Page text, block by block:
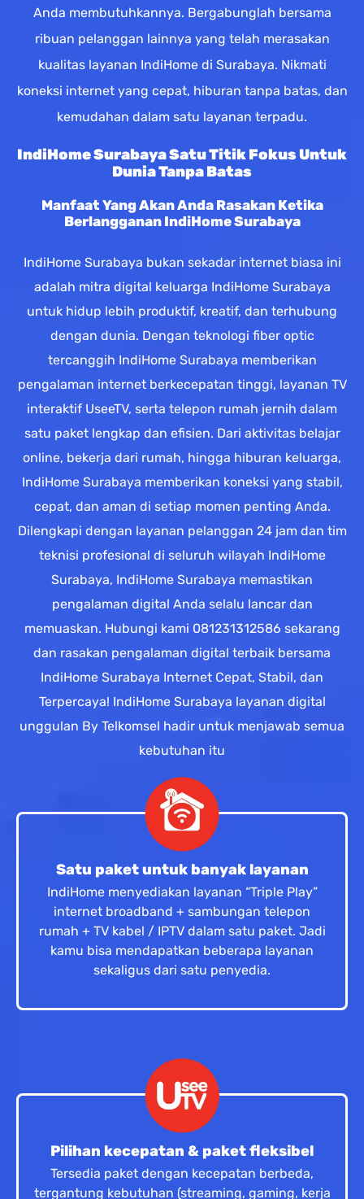
Anda membutuhkannya. Bergabunglah bersama
ribuan pelanggan lainnya yang telah merasakan
kualitas layanan IndiHome di Surabaya. Nikmati
koneksi internet yang cepat, hiburan tanpa batas, dan
kemudahan dalam satu layanan terpadu.
IndiHome Surabaya Satu Titik Fokus Untuk
Dunia Tanpa Batas
Manfaat Yang Akan Anda Rasakan Ketika
Berlangganan IndiHome Surabaya
IndiHome Surabaya bukan sekadar internet biasa ini
adalah mitra digital keluarga IndiHome Surabaya
untuk hidup lebih produktif, kreatif, dan terhubung
dengan dunia. Dengan teknologi fiber optic
tercanggih IndiHome Surabaya memberikan
pengalaman internet berkecepatan tinggi, layanan TV
interaktif UseeTV, serta telepon rumah jernih dalam
satu paket lengkap dan efisien. Dari aktivitas belajar
online, bekerja dari rumah, hingga hiburan keluarga,
IndiHome Surabaya memberikan koneksi yang stabil,
cepat, dan aman di setiap momen penting Anda.
Dilengkapi dengan layanan pelanggan 24 jam dan tim
teknisi profesional di seluruh wilayah IndiHome
Surabaya, IndiHome Surabaya memastikan
pengalaman digital Anda selalu lancar dan
memuaskan. Hubungi kami 081231312586 sekarang
dan rasakan pengalaman digital terbaik bersama
IndiHome Surabaya Internet Cepat, Stabil, dan
Terpercaya! IndiHome Surabaya layanan digital
unggulan By Telkomsel hadir untuk menjawab semua
kebutuhan itu
Satu paket untuk banyak layanan
IndiHome menyediakan layanan “Triple Play”
internet broadband + sambungan telepon
rumah + TV kabel / IPTV dalam satu paket. Jadi
kamu bisa mendapatkan beberapa layanan
sekaligus dari satu penyedia.
Pilihan kecepatan & paket fleksibel
Tersedia paket dengan kecepatan berbeda,
tergantung kebutuhan (streaming, gaming, kerja